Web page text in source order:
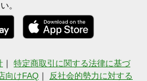
。
｜ 特定商取引に関する法律に基づ
向けFAQ ｜ 反社会的勢力に対する